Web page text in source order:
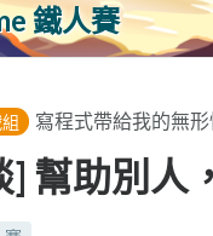
鐵人賽
寫程式帶給我的無
] 幫助別人